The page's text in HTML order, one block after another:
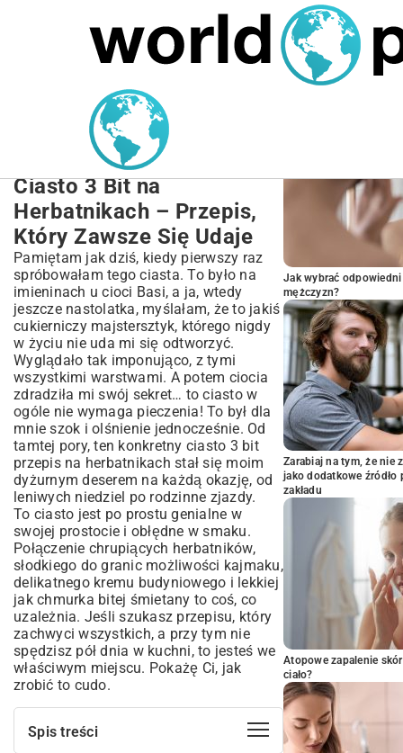
MARIUSZ ŁAMAGA 27.09.2025
Ciasto 3 Bit Przepis na
Herbatnikach: Szybki
Deser Bez Pieczenia
Ciasto 3 Bit na
Herbatnikach – Przepis,
Który Zawsze Się Udaje
Pamiętam jak dziś, kiedy pierwszy raz
spróbowałam tego ciasta. To było na
imieninach u cioci Basi, a ja, wtedy
jeszcze nastolatka, myślałam, że to jakiś
cukierniczy majstersztyk, którego nigdy
w życiu nie uda mi się odtworzyć.
Wyglądało tak imponująco, z tymi
wszystkimi warstwami. A potem ciocia
zdradziła mi swój sekret… to ciasto w
ogóle nie wymaga pieczenia! To był dla
mnie szok i olśnienie jednocześnie. Od
tamtej pory, ten konkretny ciasto 3 bit
przepis na herbatnikach stał się moim
dyżurnym deserem na każdą okazję, od
leniwych niedziel po rodzinne zjazdy.
To ciasto jest po prostu genialne w
swojej prostocie i obłędne w smaku.
Połączenie chrupiących herbatników,
słodkiego do granic możliwości kajmaku,
delikatnego kremu budyniowego i lekkiej
jak chmurka bitej śmietany to coś, co
uzależnia. Jeśli szukasz przepisu, który
zachwyci wszystkich, a przy tym nie
spędzisz pół dnia w kuchni, to jesteś we
właściwym miejscu. Pokażę Ci, jak
zrobić to cudo.
Spis treści
Jak wybrać
mężczyzn?
Zarabiaj na tym, że nie
jako dodatkowe
zakładu
Atopowe zapalenie
ciało?